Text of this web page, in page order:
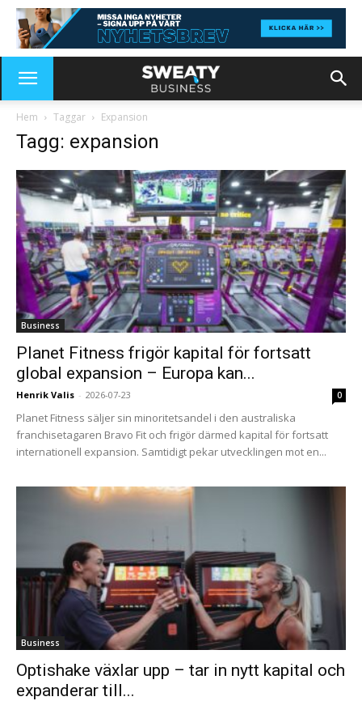
Hem Taggar Expansion
Tagg: expansion
Business
Planet Fitness frigör kapital för fortsatt
global expansion – Europa kan...
Henrik Valis - 2026-07-23 0
Planet Fitness säljer sin minoritetsandel i den australiska
franchisetagaren Bravo Fit och frigör därmed kapital för fortsatt
internationell expansion. Samtidigt pekar utvecklingen mot en...
Business
Optishake växlar upp – tar in nytt kapital och
expanderar till...